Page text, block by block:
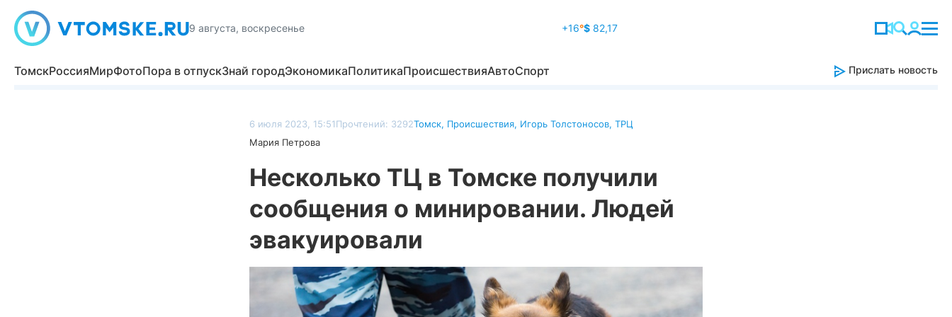
9 августа, воскресенье +16°$ 82,17
ТомскРоссияМирФотоПора в отпускЗнай городЭкономикаПолитикаПроисшествияАвтоСпорт Прислать новость
6 июля 2023, 15:51Прочтений: 3292Томск, Происшествия, Игорь Толстоносов, ТРЦ
Мария Петрова
Несколько ТЦ в Томске получили
сообщения о минировании. Людей
эвакуировали